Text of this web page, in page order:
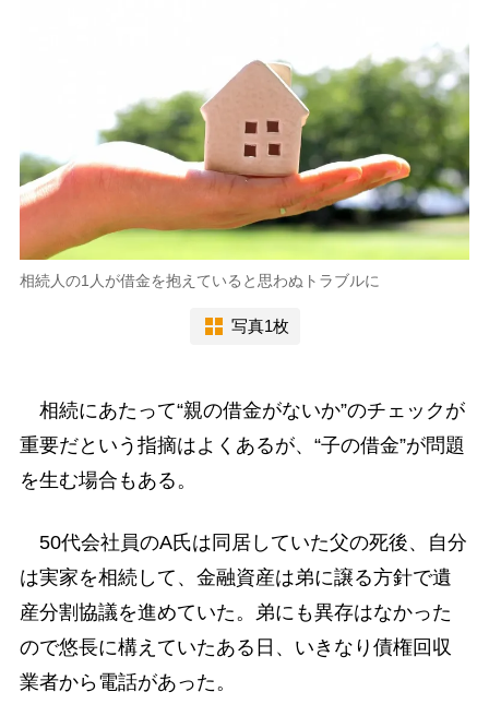
相続人の1人が借金を抱えていると思わぬトラブルに
写真1枚
相続にあたって“親の借金がないか”のチェックが
重要だという指摘はよくあるが、“子の借金”が問題
を生む場合もある。
50代会社員のA氏は同居していた父の死後、自分
は実家を相続して、金融資産は弟に譲る方針で遺
産分割協議を進めていた。弟にも異存はなかった
ので悠長に構えていたある日、いきなり債権回収
業者から電話があった。